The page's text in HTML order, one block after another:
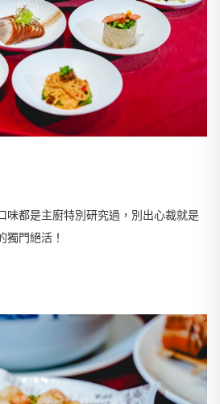
味都是主廚特別研究過，別出心裁就是
獨門絕活！